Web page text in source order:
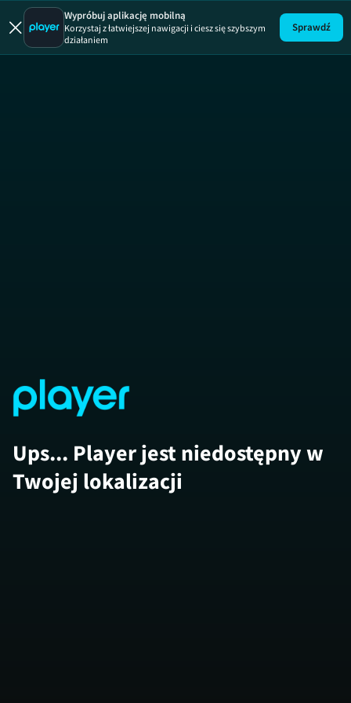
Wypróbuj aplikację mobilną
Korzystaj z łatwiejszej nawigacji i ciesz się szybszym
działaniem
Sprawdź
Ups... Player jest niedostępny w
Twojej lokalizacji